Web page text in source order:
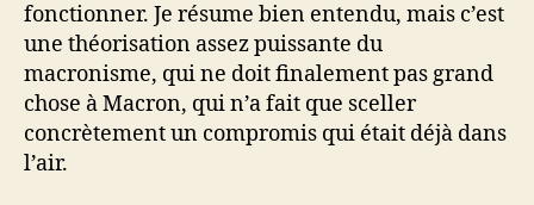
fonctionner. Je résume bien entendu, mais c’est
une théorisation assez puissante du
macronisme, qui ne doit finalement pas grand
chose à Macron, qui n’a fait que sceller
concrètement un compromis qui était déjà dans
l’air.